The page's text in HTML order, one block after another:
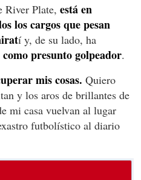
River Plate, está en
los cargos que pesan
í y, de su lado, ha
presunto golpeador.
mis cosas. Quiero
y los aros de brillantes de
mi casa vuelvan al lugar
futbolístico al diario